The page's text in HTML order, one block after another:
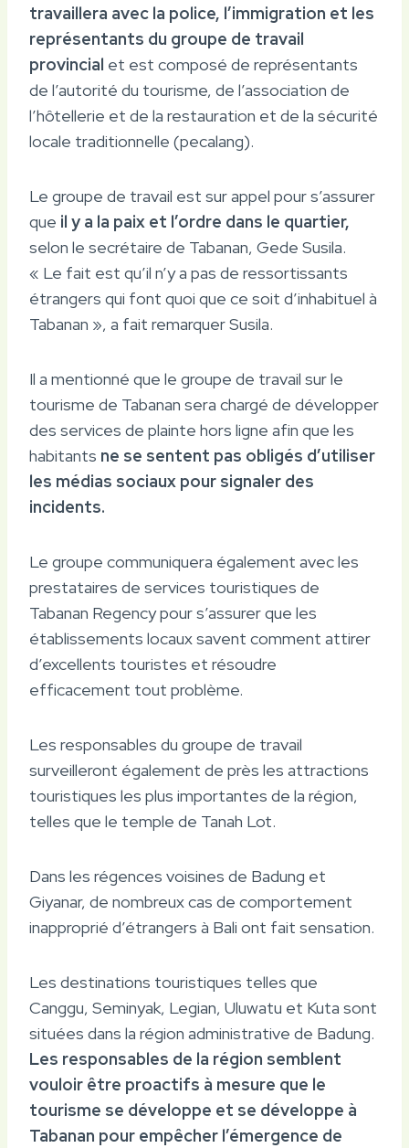
travaillera avec la police, l’immigration et les
représentants du groupe de travail
provincial et est composé de représentants
de l’autorité du tourisme, de l’association de
l’hôtellerie et de la restauration et de la sécurité
locale traditionnelle (pecalang).
Le groupe de travail est sur appel pour s’assurer
que il y a la paix et l’ordre dans le quartier,
selon le secrétaire de Tabanan, Gede Susila.
« Le fait est qu’il n’y a pas de ressortissants
étrangers qui font quoi que ce soit d’inhabituel à
Tabanan », a fait remarquer Susila.
Il a mentionné que le groupe de travail sur le
tourisme de Tabanan sera chargé de développer
des services de plainte hors ligne afin que les
habitants ne se sentent pas obligés d’utiliser
les médias sociaux pour signaler des
incidents.
Le groupe communiquera également avec les
prestataires de services touristiques de
Tabanan Regency pour s’assurer que les
établissements locaux savent comment attirer
d’excellents touristes et résoudre
efficacement tout problème.
Les responsables du groupe de travail
surveilleront également de près les attractions
touristiques les plus importantes de la région,
telles que le temple de Tanah Lot.
Dans les régences voisines de Badung et
Giyanar, de nombreux cas de comportement
inapproprié d’étrangers à Bali ont fait sensation.
Les destinations touristiques telles que
Canggu, Seminyak, Legian, Uluwatu et Kuta sont
situées dans la région administrative de Badung.
Les responsables de la région semblent
vouloir être proactifs à mesure que le
tourisme se développe et se développe à
Tabanan pour empêcher l’émergence de